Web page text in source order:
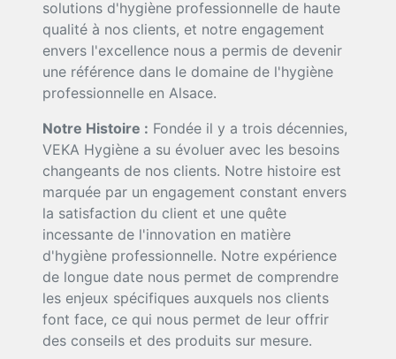
solutions d'hygiène professionnelle de haute
qualité à nos clients, et notre engagement
envers l'excellence nous a permis de devenir
une référence dans le domaine de l'hygiène
professionnelle en Alsace.
Notre Histoire : Fondée il y a trois décennies,
VEKA Hygiène a su évoluer avec les besoins
changeants de nos clients. Notre histoire est
marquée par un engagement constant envers
la satisfaction du client et une quête
incessante de l'innovation en matière
d'hygiène professionnelle. Notre expérience
de longue date nous permet de comprendre
les enjeux spécifiques auxquels nos clients
font face, ce qui nous permet de leur offrir
des conseils et des produits sur mesure.